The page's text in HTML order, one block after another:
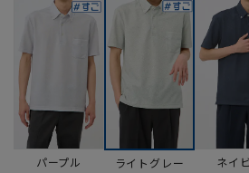
パープル ライトグレー ネイ